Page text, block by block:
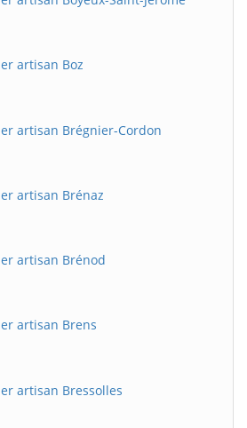
artisan Boz
artisan Brégnier-Cordon
artisan Brénaz
artisan Brénod
artisan Brens
artisan Bressolles